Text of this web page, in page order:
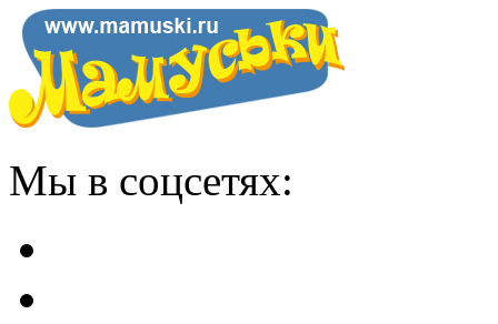
Мы в соцсетях: